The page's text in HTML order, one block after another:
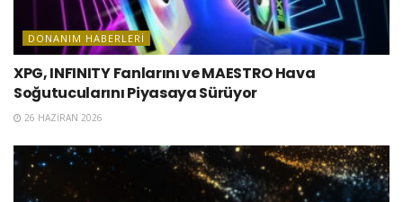
DONANIM HABERLERI
XPG, INFINITY Fanlarını ve MAESTRO Hava
Soğutucularını Piyasaya Sürüyor
26 HAZIRAN 2026